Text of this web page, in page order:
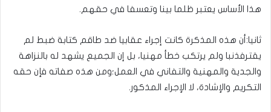
هذا الأساس يعتبر ظلما بينا وتعسفا في حقهم.
ثانيا:أن هذه المذكرة كانت إجراء عقابيا ضد طاقم كتابة ضبط لم
يقترفذنبا ولم يرتكب خطأ مهنيا، بل إن الجميع يشهد له بالنزاهة
والجدية والمهنية والتفاني في العمل؛ومن هذه صفاته فإن حقه
التكريم والإشادة، لا الإجراء المذكور.